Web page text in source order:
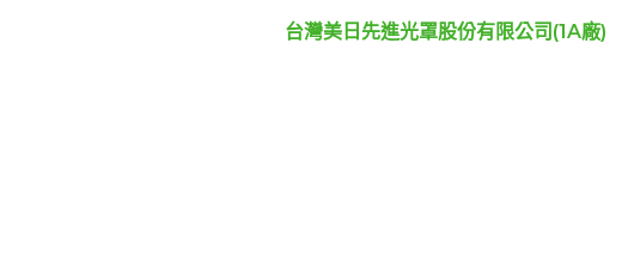
台灣美日先進光罩股份有限公司(1A廠)